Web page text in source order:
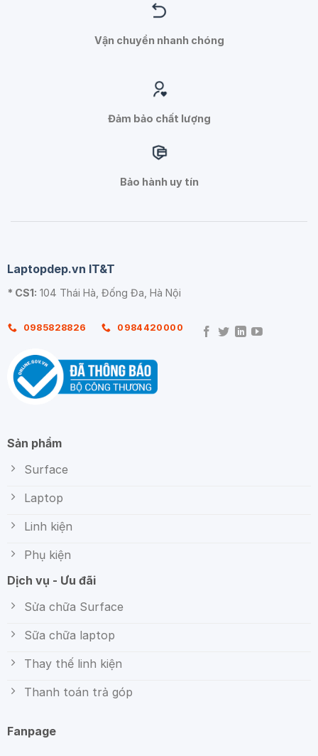
Vận chuyển nhanh chóng
Đảm bảo chất lượng
Bảo hành uy tín
Laptopdep.vn IT&T
* CS1: 104 Thái Hà, Đống Đa, Hà Nội
0985828826 0984420000
Sản phẩm
Surface
Laptop
Linh kiện
Phụ kiện
Dịch vụ - Ưu đãi
Sửa chữa Surface
Sữa chữa laptop
Thay thế linh kiện
Thanh toán trả góp
Fanpage